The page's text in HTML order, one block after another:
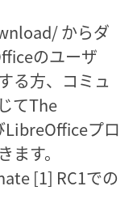
からダ
のユーザ
る方、コミュ
てThe
プロ
す。
[1] RC1での